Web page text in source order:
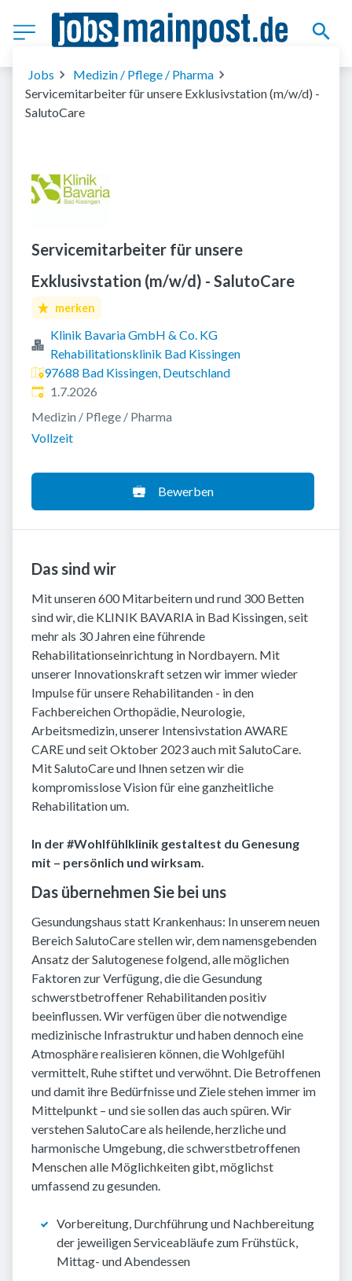
Jobs
Medizin / Pflege / Pharma
Servicemitarbeiter für unsere Exklusivstation (m/w/d) -
SalutoCare
Servicemitarbeiter für unsere
Exklusivstation (m/w/d) - SalutoCare
merken
Klinik Bavaria GmbH & Co. KG
Rehabilitationsklinik Bad Kissingen
97688 Bad Kissingen, Deutschland
Veröffentlicht
1.7.2026
Medizin / Pflege / Pharma
Vollzeit
Bewerben
Das sind wir
Mit unseren 600 Mitarbeitern und rund 300 Betten
sind wir, die KLINIK BAVARIA in Bad Kissingen, seit
mehr als 30 Jahren eine führende
Rehabilitationseinrichtung in Nordbayern. Mit
unserer Innovationskraft setzen wir immer wieder
Impulse für unsere Rehabilitanden - in den
Fachbereichen Orthopädie, Neurologie,
Arbeitsmedizin, unserer Intensivstation AWARE
CARE und seit Oktober 2023 auch mit SalutoCare.
Mit SalutoCare und Ihnen setzen wir die
kompromisslose Vision für eine ganzheitliche
Rehabilitation um.
In der #Wohlfühlklinik gestaltest du Genesung
mit – persönlich und wirksam.
Das übernehmen Sie bei uns
Gesundungshaus statt Krankenhaus: In unserem neuen
Bereich SalutoCare stellen wir, dem namensgebenden
Ansatz der Salutogenese folgend, alle möglichen
Faktoren zur Verfügung, die die Gesundung
schwerstbetroffener Rehabilitanden positiv
beeinflussen. Wir verfügen über die notwendige
medizinische Infrastruktur und haben dennoch eine
Atmosphäre realisieren können, die Wohlgefühl
vermittelt, Ruhe stiftet und verwöhnt. Die Betroffenen
und damit ihre Bedürfnisse und Ziele stehen immer im
Mittelpunkt – und sie sollen das auch spüren. Wir
verstehen SalutoCare als heilende, herzliche und
harmonische Umgebung, die schwerstbetroffenen
Menschen alle Möglichkeiten gibt, möglichst
umfassend zu gesunden.
Vorbereitung, Durchführung und Nachbereitung
der jeweiligen Serviceabläufe zum Frühstück,
Mittag- und Abendessen